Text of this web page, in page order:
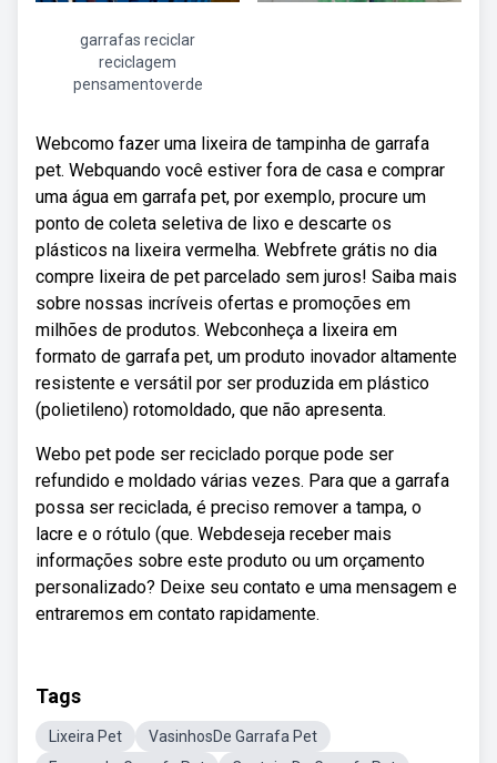
garrafas reciclar
reciclagem
pensamentoverde
Webcomo fazer uma lixeira de tampinha de garrafa
pet. Webquando você estiver fora de casa e comprar
uma água em garrafa pet, por exemplo, procure um
ponto de coleta seletiva de lixo e descarte os
plásticos na lixeira vermelha. Webfrete grátis no dia
compre lixeira de pet parcelado sem juros! Saiba mais
sobre nossas incríveis ofertas e promoções em
milhões de produtos. Webconheça a lixeira em
formato de garrafa pet, um produto inovador altamente
resistente e versátil por ser produzida em plástico
(polietileno) rotomoldado, que não apresenta.
Webo pet pode ser reciclado porque pode ser
refundido e moldado várias vezes. Para que a garrafa
possa ser reciclada, é preciso remover a tampa, o
lacre e o rótulo (que. Webdeseja receber mais
informações sobre este produto ou um orçamento
personalizado? Deixe seu contato e uma mensagem e
entraremos em contato rapidamente.
Tags
Lixeira Pet
VasinhosDe Garrafa Pet